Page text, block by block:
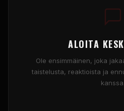
ALOITA
Ole ensimmäinen, joka
taistelusta, reaktioista ja
kanssa.